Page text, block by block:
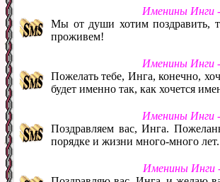
Именины Инги
Мы от души хотим поздравить,
проживем!
Именины Инги
Пожелать тебе, Инга, конечно,
будет именно так, как хочется
Именины Инги
Поздравляем вас, Инга.
порядке и жизни много-много лет.
Именины Инги